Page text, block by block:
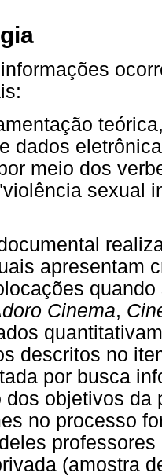
dados
meio dos
sexual
apresentam
Cinema,
descritos no
por busca
dos objetivos da
no processo
(amostra